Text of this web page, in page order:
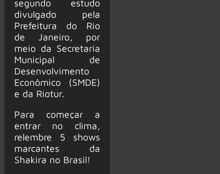
segundo estudo
divulgado pela
Prefeitura do Rio
de Janeiro, por
meio da Secretaria
Municipal de
Desenvolvimento
Econômico (SMDE)
e da Riotur.
Para começar a
entrar no clima,
relembre 5 shows
marcantes da
Shakira no Brasil!